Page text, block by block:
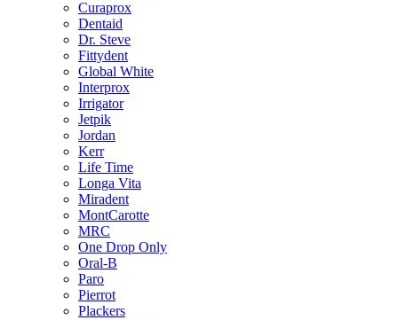
Curaprox
Dentaid
Dr. Steve
Fittydent
Global White
Interprox
Irrigator
Jetpik
Jordan
Kerr
Life Time
Longa Vita
Miradent
MontCarotte
MRC
One Drop Only
Oral-B
Paro
Pierrot
Plackers